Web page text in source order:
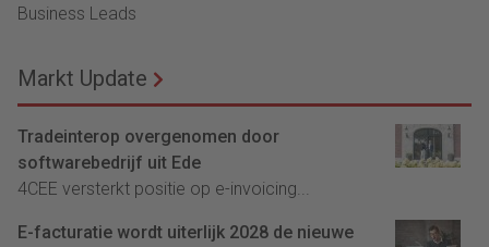
Business Leads
Markt Update
Tradeinterop overgenomen door
softwarebedrijf uit Ede
4CEE versterkt positie op e-invoicing...
E-facturatie wordt uiterlijk 2028 de nieuwe